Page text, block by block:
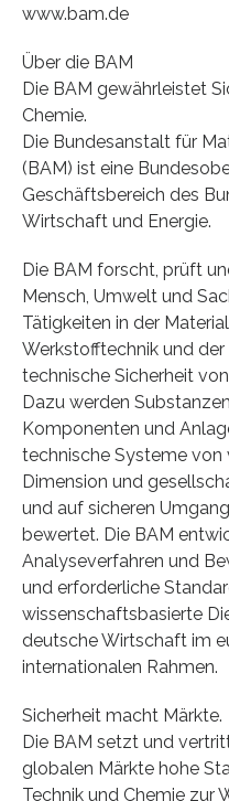
www.bam.de
Über die BAM
Die BAM gewährleistet
Chemie.
Die Bundesanstalt für
(BAM) ist eine
Geschäftsbereich des
Wirtschaft und Energie.
Die BAM forscht, prüft
Mensch, Umwelt und
Tätigkeiten in der
Werkstofftechnik und
technische Sicherheit
Dazu werden
Komponenten und
technische Systeme
Dimension und
und auf sicheren
bewertet. Die BAM
Analyseverfahren und
und erforderliche
wissenschaftsbasierte
deutsche Wirtschaft im
internationalen Rahmen.
Sicherheit macht Märkte.
Die BAM setzt und
globalen Märkte hohe
Technik und Chemie zur